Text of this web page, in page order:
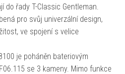
do řady T-Classic Gentleman.
pro svůj univerzální design,
ve spojení s velice
je poháněn bateriovým
se 3 kameny. Mimo funkce